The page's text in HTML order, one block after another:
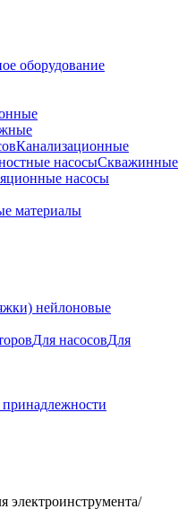
Канализационные
насосыСкважинные
насосы
нейлоновые
Для насосовДля
электроинструмента/